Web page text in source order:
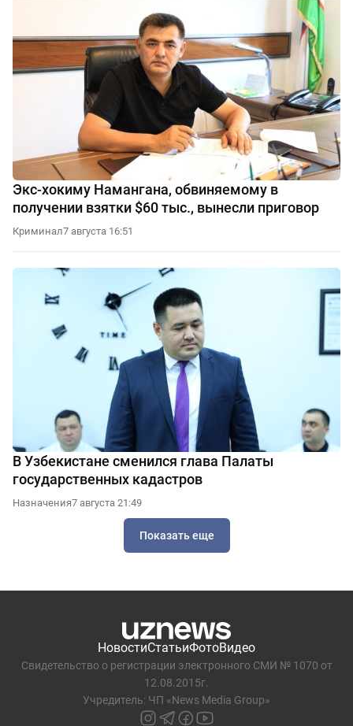
Экс-хокиму Намангана, обвиняемому в
получении взятки $60 тыс., вынесли приговор
Криминал7 августа 16:51
В Узбекистане сменился глава Палаты
государственных кадастров
Назначения7 августа 21:49
Показать еще
НовостиСтатьиФотоВидео
Свидетельство о регистрации электронного СМИ № 1070 от
12.08.2015г.
Учредитель: ЧП «News Media Group»